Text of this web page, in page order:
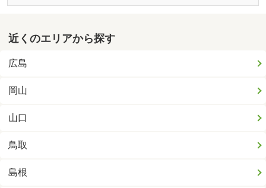
近くのエリアから探す
広島
岡山
山口
鳥取
島根